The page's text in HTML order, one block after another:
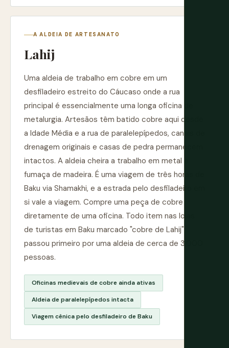
A ALDEIA DE ARTESANATO
Lahij
Uma aldeia de trabalho em cobre em um
desfiladeiro estreito do Cáucaso onde a rua
principal é essencialmente uma longa oficina de
metalurgia. Artesãos têm batido cobre aqui desde
a Idade Média e a rua de paralelepípedos, canais de
drenagem originais e casas de pedra permanecem
intactos. A aldeia cheira a trabalho em metal e
fumaça de madeira. É uma viagem de três horas de
Baku via Shamakhi, e a estrada pelo desfiladeiro em
si vale a viagem. Compre uma peça de cobre
diretamente de uma oficina. Todo item nas lojas
de turistas em Baku marcado "cobre de Lahij"
passou primeiro por uma aldeia de cerca de 3.000
pessoas.
Oficinas medievais de cobre ainda ativas
Aldeia de paralelepípedos intacta
Viagem cênica pelo desfiladeiro de Baku